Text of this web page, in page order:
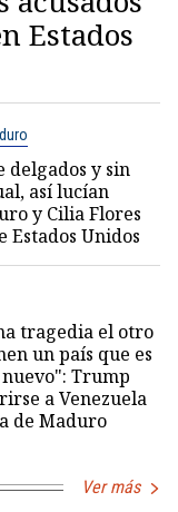
Estados
delgados y sin
así lucían
y Cilia Flores
Estados Unidos
tragedia el otro
un país que es
Trump
a Venezuela
de Maduro
Ver más